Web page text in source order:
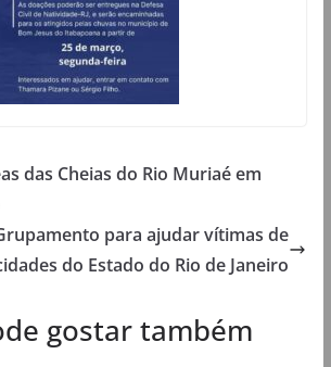
das Cheias do Rio Muriaé em
para ajudar vítimas de
do Estado do Rio de Janeiro
gostar também